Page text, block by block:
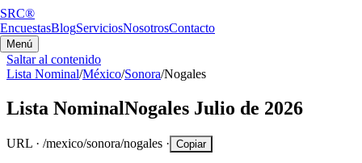
SRC®
EncuestasBlogServiciosNosotrosContacto
Menú
Saltar al contenido
Lista Nominal/México/Sonora/Nogales
Lista NominalNogales Julio de 2026
URL · /mexico/sonora/nogales · Copiar